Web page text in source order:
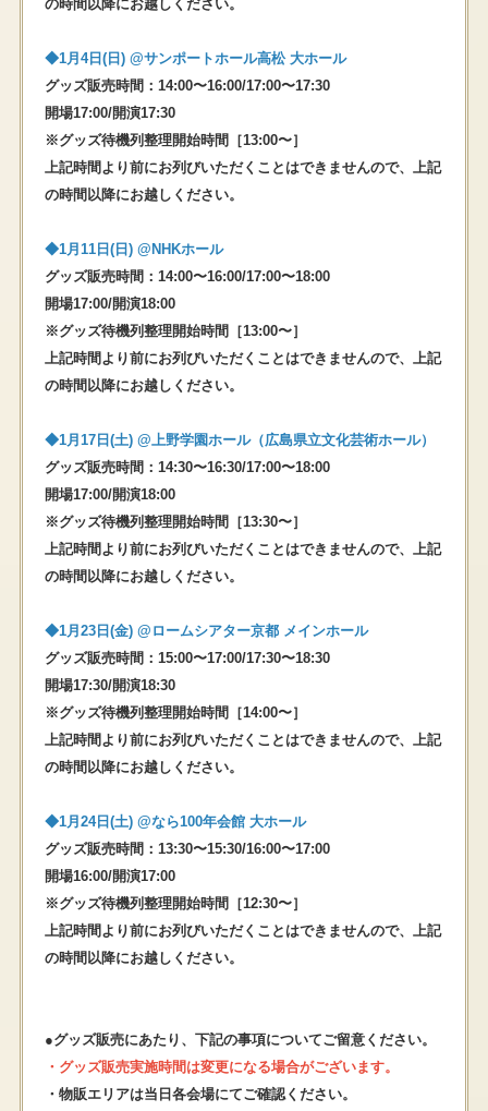
の時間以降にお越しください。
◆1⽉4⽇(⽇) @サンポートホール高松 大ホール
グッズ販売時間：14:00〜16:00/17:00〜17:30
開場17:00/開演17:30
※グッズ待機列整理開始時間［13:00〜］
上記時間より前にお列びいただくことはできませんので、上記
の時間以降にお越しください。
◆1⽉11⽇(⽇) @NHKホール
グッズ販売時間：14:00〜16:00/17:00〜18:00
開場17:00/開演18:00
※グッズ待機列整理開始時間［13:00〜］
上記時間より前にお列びいただくことはできませんので、上記
の時間以降にお越しください。
◆1⽉17⽇(⼟) @上野学園ホール（広島県⽴⽂化芸術ホール）
グッズ販売時間：14:30〜16:30/17:00〜18:00
開場17:00/開演18:00
※グッズ待機列整理開始時間［13:30〜］
上記時間より前にお列びいただくことはできませんので、上記
の時間以降にお越しください。
◆1⽉23⽇(⾦) @ロームシアター京都 メインホール
グッズ販売時間：15:00〜17:00/17:30〜18:30
開場17:30/開演18:30
※グッズ待機列整理開始時間［14:00〜］
上記時間より前にお列びいただくことはできませんので、上記
の時間以降にお越しください。
◆1⽉24⽇(土) @なら100年会館 大ホール
グッズ販売時間：13:30〜15:30/16:00〜17:00
開場16:00/開演17:00
※グッズ待機列整理開始時間［12:30〜］
上記時間より前にお列びいただくことはできませんので、上記
の時間以降にお越しください。
●グッズ販売にあたり、下記の事項についてご留意ください。
・グッズ販売実施時間は変更になる場合がございます。
・物販エリアは当日各会場にてご確認ください。